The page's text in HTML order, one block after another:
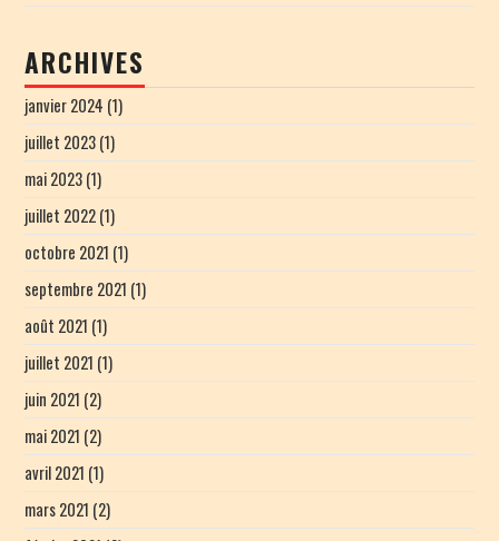
ARCHIVES
janvier 2024 (1)
juillet 2023(1)
mai 2023(1)
juillet 2022(1)
octobre 2021 (1)
septembre 2021 (1)
août 2021 (1)
juillet 2021 (1)
juin 2021 (2)
mai 2021 (2)
avril 2021 (1)
mars 2021 (2)